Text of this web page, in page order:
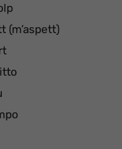
(m’aspett)